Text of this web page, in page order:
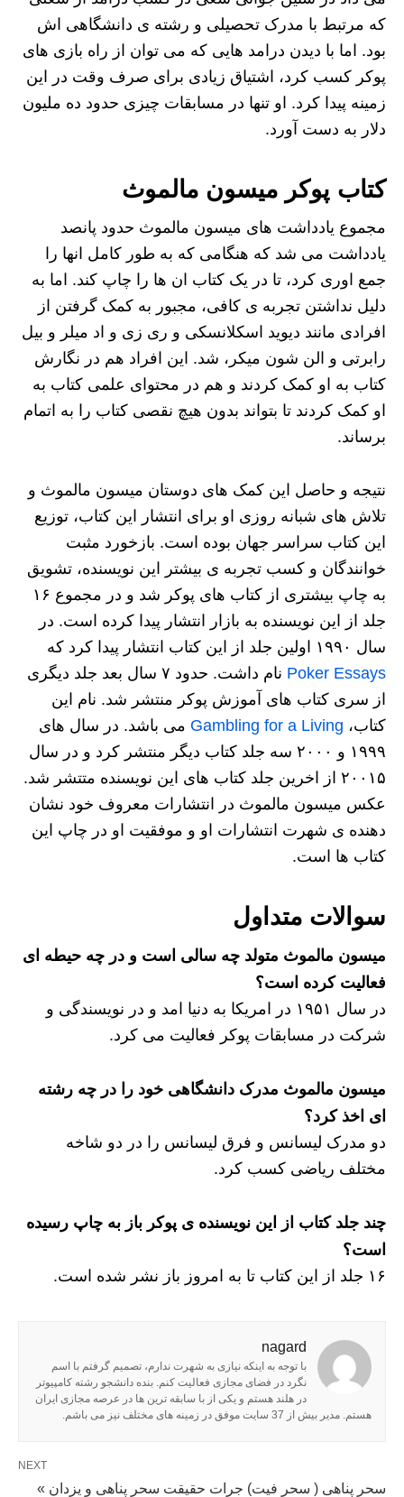
که مرتبط با مدرک تحصیلی و رشته ی دانشگاهی اش
بود. اما با دیدن درامد هایی که می توان از راه بازی های
پوکر کسب کرد، اشتیاق زیادی برای صرف وقت در این
زمینه پیدا کرد. او تنها در مسابقات چیزی حدود ده ملیون
دلار به دست آورد.
کتاب پوکر میسون مالموث
مجموع یادداشت های میسون مالموث حدود پانصد
یادداشت می شد که هنگامی که به طور کامل انها را
جمع اوری کرد، تا در یک کتاب ان ها را چاپ کند. اما به
دلیل نداشتن تجربه ی کافی، مجبور به کمک گرفتن از
افرادی مانند دیوید اسکلانسکی و ری زی و اد میلر و بیل
رابرتی و الن شون میکر، شد. این افراد هم در نگارش
کتاب به او کمک کردند و هم در محتوای علمی کتاب به
او کمک کردند تا بتواند بدون هیچ نقصی کتاب را به اتمام
برساند.
نتیجه و حاصل این کمک های دوستان میسون مالموث و
تلاش های شبانه روزی او برای انتشار این کتاب، توزیع
این کتاب سراسر جهان بوده است. بازخورد مثبت
خوانندگان و کسب تجربه ی بیشتر این نویسنده، تشویق
به چاپ بیشتری از کتاب های پوکر شد و در مجموع ۱۶
جلد از این نویسنده به بازار انتشار پیدا کرده است. در
سال ۱۹۹۰ اولین جلد از این کتاب انتشار پیدا کرد که
Poker Essays
نام داشت. حدود ۷ سال بعد جلد دیگری
از سری کتاب های آموزش پوکر منتشر شد. نام این
کتاب، Gambling for a Living می باشد. در سال های
۱۹۹۹ و ۲۰۰۰ سه جلد کتاب دیگر منتشر کرد و در سال
۲۰۰۱۵ از اخرین جلد کتاب های این نویسنده متتشر شد.
عکس میسون مالموث در انتشارات معروف خود نشان
دهنده ی شهرت انتشارات او و موفقیت او در چاپ این
کتاب ها است.
سوالات متداول
میسون مالموث متولد چه سالی است و در چه حیطه ای
فعالیت کرده است؟
در سال ۱۹۵۱ در امریکا به دنیا امد و در نویسندگی و
شرکت در مسابقات پوکر فعالیت می کرد.
میسون مالموث مدرک دانشگاهی خود را در چه رشته
ای اخذ کرد؟
دو مدرک لیسانس و فرق لیسانس را در دو شاخه
مختلف ریاضی کسب کرد.
چند جلد کتاب از این نویسنده ی پوکر باز به چاپ رسیده
است؟
۱۶ جلد از این کتاب تا به امروز باز نشر شده است.
nagard
با توجه به اینکه نیازی به شهرت ندارم، تصمیم گرفتم با اسم
نگرد در فضای مجازی فعالیت کنم. بنده دانشجو رشته کامپیوتر
در هلند هستم و یکی از با سابقه ترین ها در عرصه مجازی ایران
هستم. مدیر بیش از 37 سایت موفق در زمینه های مختلف نیز می باشم.
NEXT
سحر پناهی ( سحر فیت) جرات حقیقت سحر پناهی و یزدان »